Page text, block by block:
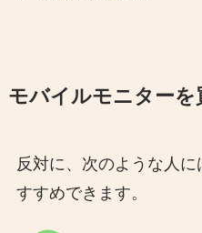
モバイルモニター
反対に、次のような人
すすめできます。